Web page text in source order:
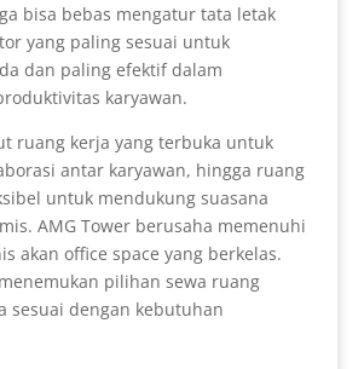
bisa bebas mengatur tata letak
yang paling sesuai untuk
dan paling efektif dalam
karyawan.
ruang kerja yang terbuka untuk
antar karyawan, hingga ruang
untuk mendukung suasana
AMG Tower berusaha memenuhi
akan office space yang berkelas.
pilihan sewa ruang
sesuai dengan kebutuhan